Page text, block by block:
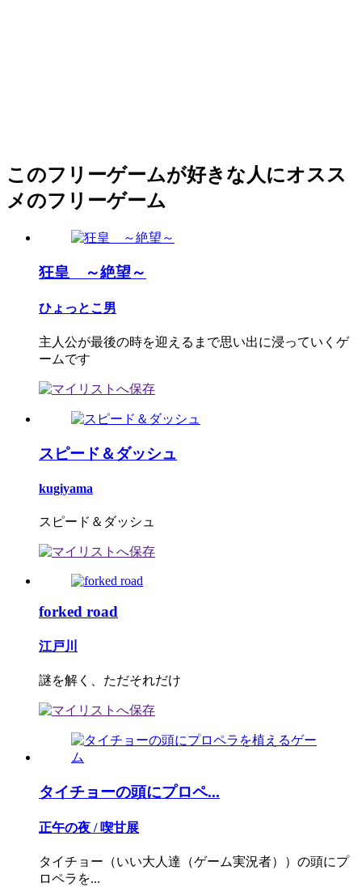
このフリーゲームが好きな人にオスス
メのフリーゲーム
狂皇 ～絶望～
ひょっとこ男
主人公が最後の時を迎えるまで思い出に浸っていくゲ
ームです
スピード＆ダッシュ
kugiyama
スピード＆ダッシュ
forked road
江戸川
謎を解く、ただそれだけ
タイチョーの頭にプロペ...
正午の夜 / 喫甘展
タイチョー（いい大人達（ゲーム実況者））の頭にプ
ロペラを...